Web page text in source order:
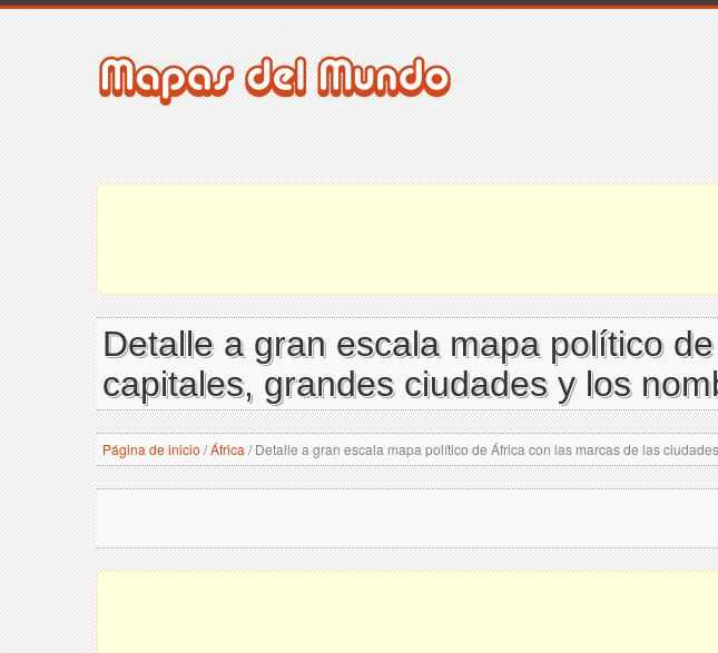
Detalle a gran escala mapa político
capitales, grandes ciudades y los
Página de inicio /África /Detalle a gran escala mapa político de África con las marcas de las